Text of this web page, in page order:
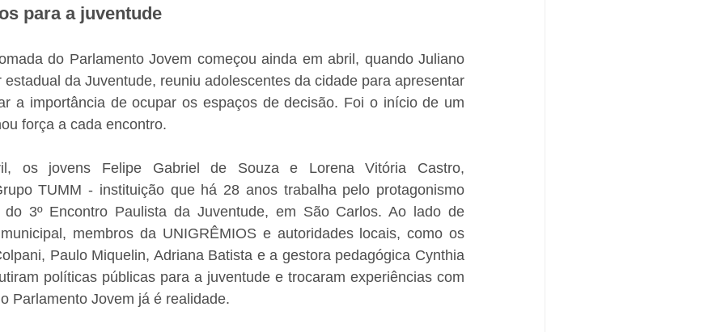
para a juventude
do Parlamento Jovem começou ainda em abril, quando Juliano
estadual da Juventude, reuniu adolescentes da cidade para apresentar
a importância de ocupar os espaços de decisão. Foi o início de um
força a cada encontro.
os jovens Felipe Gabriel de Souza e Lorena Vitória Castro,
TUMM - instituição que há 28 anos trabalha pelo protagonismo
do 3º Encontro Paulista da Juventude, em São Carlos. Ao lado de
membros da UNIGRÊMIOS e autoridades locais, como os
Paulo Miquelin, Adriana Batista e a gestora pedagógica Cynthia
políticas públicas para a juventude e trocaram experiências com
Parlamento Jovem já é realidade.